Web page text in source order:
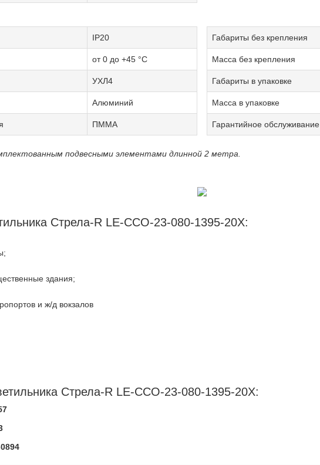
IP20
от 0 до +45 °С
УХЛ4
Алюминий
ПММА
Габариты без крепления
Масса без крепления
Габариты в упаковке
Масса в упаковке
Гарантийное обслуживание
подвесными элементами длинной 2 метра.
Стрела-R LE-ССО-23-080-1395-20Х:
здания;
и ж/д вокзалов
Стрела-R LE-ССО-23-080-1395-20Х: